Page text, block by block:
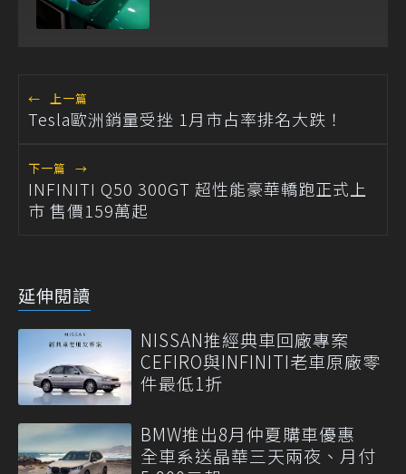
← 上一篇
Tesla歐洲銷量受挫 1月市占率排名大跌！
下一篇 →
INFINITI Q50 300GT 超性能豪華轎跑正式上
市 售價159萬起
延伸閱讀
NISSAN推經典車回廠專案
CEFIRO與INFINITI老車原廠零
件最低1折
BMW推出8月仲夏購車優惠
全車系送晶華三天兩夜、月付